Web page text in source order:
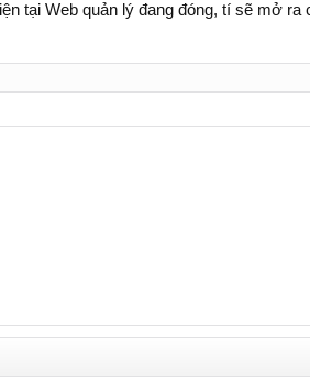
tại Web quản lý đang đóng, tí sẽ mở ra